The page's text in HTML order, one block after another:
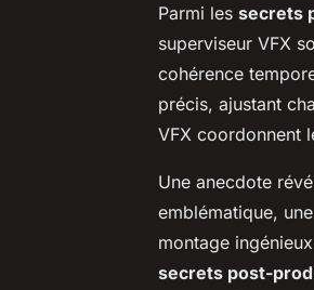
Parmi les secrets
superviseur VFX
cohérence
précis, ajustant
VFX coordonnent
Une anecdote
emblématique,
montage
secrets post-